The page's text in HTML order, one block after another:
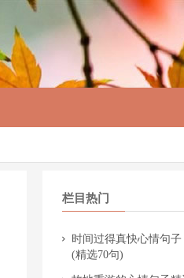
栏目热门
时间过得真快心情句
(精选70句)